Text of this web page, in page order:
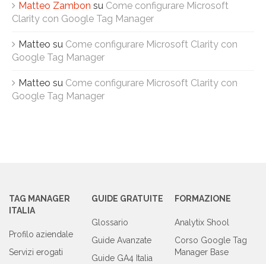
Matteo Zambon su Come configurare Microsoft
Clarity con Google Tag Manager
Matteo su Come configurare Microsoft Clarity con
Google Tag Manager
Matteo su Come configurare Microsoft Clarity con
Google Tag Manager
TAG MANAGER
ITALIA
Profilo aziendale
Servizi erogati
GUIDE GRATUITE
Glossario
Guide Avanzate
Guide GA4 Italia
FORMAZIONE
Analytix Shool
Corso Google Tag
Manager Base